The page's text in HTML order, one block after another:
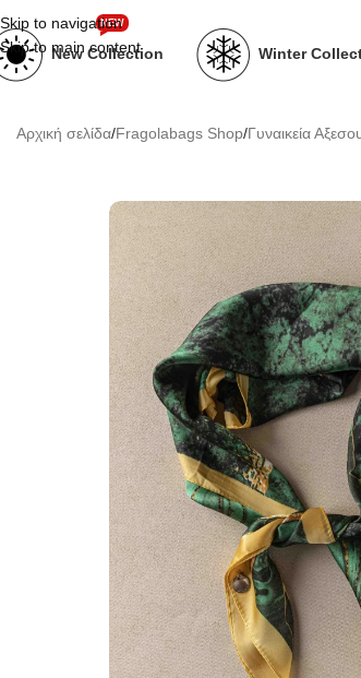
Skip to navigation
Skip to main content
New Collection
NEW
Winter
Αρχική σελίδα/Fragolabags Shop/Γυναικεία